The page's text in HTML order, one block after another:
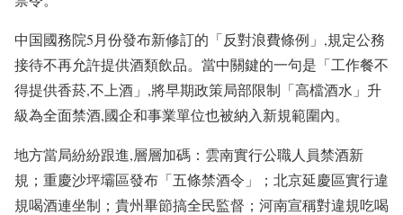
中国國務院5月份發布新修訂的「反對浪費條例」,規定公務
接待不再允許提供酒類飲品。當中關鍵的一句是「工作餐不
得提供香菸,不上酒」,將早期政策局部限制「高檔酒水」升
級為全面禁酒,國企和事業單位也被納入新規範圍內。
地方當局紛紛跟進,層層加碼：雲南實行公職人員禁酒新
規；重慶沙坪壩區發布「五條禁酒令」；北京延慶區實行違
規喝酒連坐制；貴州畢節搞全民監督；河南宣稱對違規吃喝